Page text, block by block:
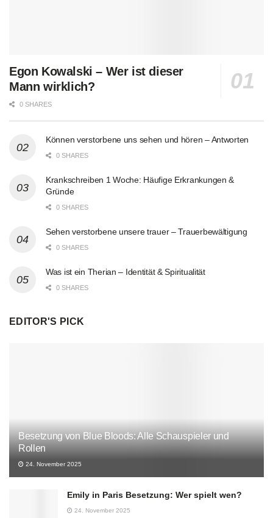
Egon Kowalski – Wer ist dieser
Mann wirklich?
0 SHARES
Können verstorbene uns sehen und hören – Antworten
0 SHARES
Krankschreiben 1 Woche: Häufige Erkrankungen &
Gründe
0 SHARES
Sehen verstorbene unsere trauer – Trauerbewältigung
0 SHARES
Was ist ein Therian – Identität & Spiritualität
0 SHARES
EDITOR'S PICK
Besetzung von Blue Bloods: Alle Schauspieler und
Rollen
24. November 2025
Emily in Paris Besetzung: Wer spielt wen?
24. November 2025